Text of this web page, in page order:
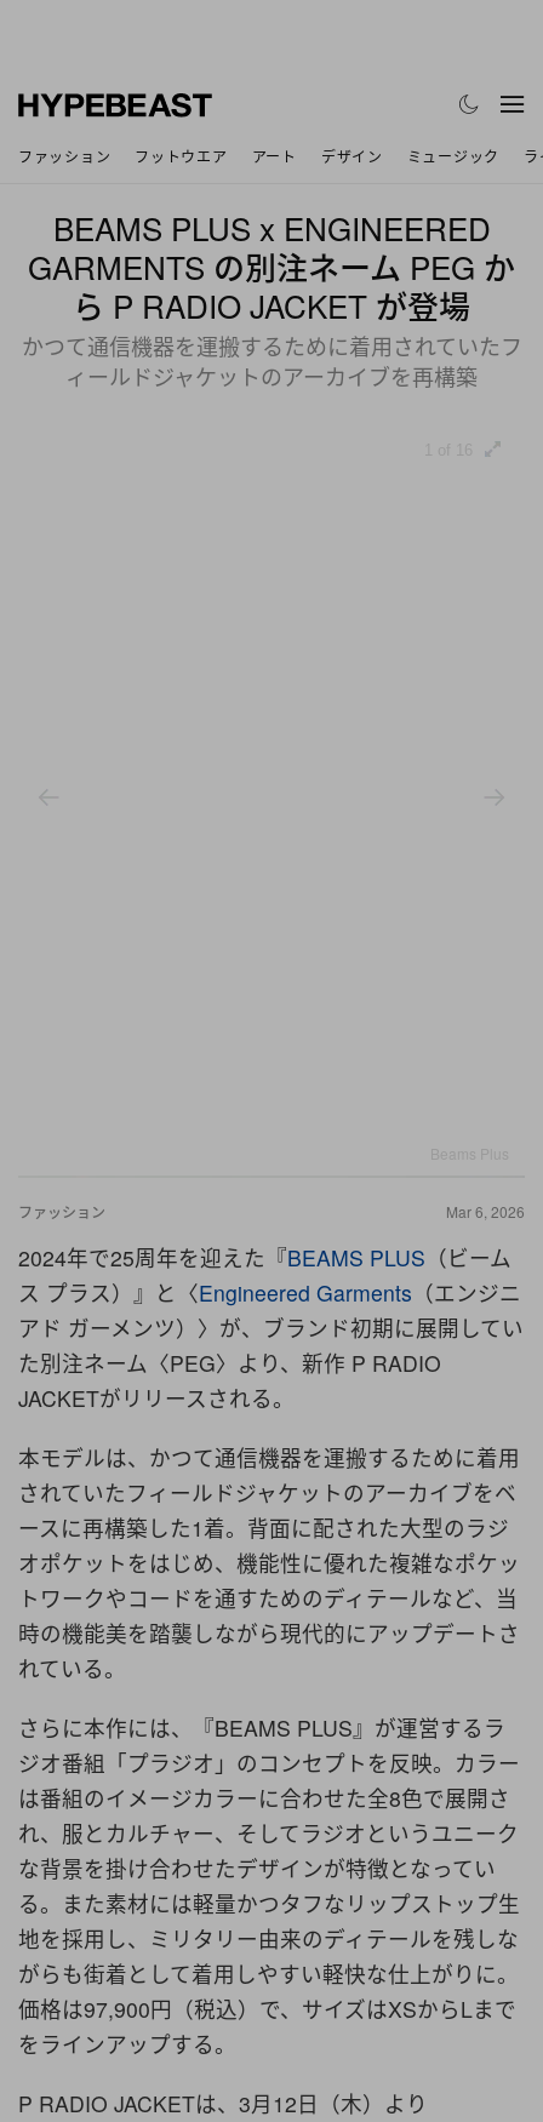
ファッション フットウエア アート デザイン ミュージック
BEAMS PLUS x ENGINEERED
GARMENTS の別注ネーム PEG か
ら P RADIO JACKET が登場
かつて通信機器を運搬するために着用されていたフ
ィールドジャケットのアーカイブを再構築
ファッション Mar 6, 2026
2024年で25周年を迎えた『BEAMS PLUS （ビーム
ス プラス）』と〈Engineered Garments （エンジニ
アド ガーメンツ）〉が、ブランド初期に展開してい
た別注ネーム〈PEG〉より、新作 P RADIO
JACKETがリリースされる。
本モデルは、かつて通信機器を運搬するために着用
されていたフィールドジャケットのアーカイブをベ
ースに再構築した1着。背面に配された大型のラジ
オポケットをはじめ、機能性に優れた複雑なポケッ
トワークやコードを通すためのディテールなど、当
時の機能美を踏襲しながら現代的にアップデートさ
れている。
さらに本作には、『BEAMS PLUS』が運営するラ
ジオ番組「プラジオ」のコンセプトを反映。カラー
は番組のイメージカラーに合わせた全8色で展開さ
れ、服とカルチャー、そしてラジオというユニーク
な背景を掛け合わせたデザインが特徴となってい
る。また素材には軽量かつタフなリップストップ生
地を採用し、ミリタリー由来のディテールを残しな
がらも街着として着用しやすい軽快な仕上がりに。
価格は97,900円（税込）で、サイズはXSからLまで
をラインアップする。
P RADIO JACKETは、3月12日（木）より